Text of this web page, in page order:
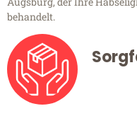
behandelt.